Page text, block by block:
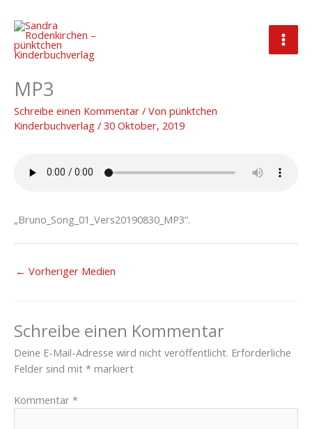
Inhalt
springen
Bruno_Song_01_Vers20190830_
MP3
Schreibe einen Kommentar / Von pünktchen
Kinderbuchverlag / 30 Oktober, 2019
„Bruno_Song_01_Vers20190830_MP3“.
← Vorheriger Medien
Schreibe einen Kommentar
Deine E-Mail-Adresse wird nicht veröffentlicht. Erforderliche
Felder sind mit * markiert
Kommentar *